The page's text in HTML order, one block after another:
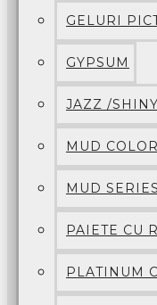
GELURI
GYPSUM
JAZZ /
MUD
MUD
PAIETE CU
PLATINUM